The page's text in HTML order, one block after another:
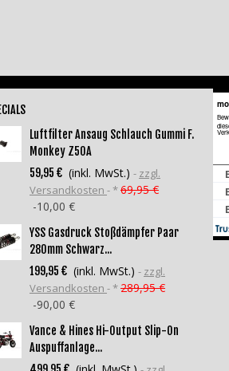
Luftfilter Ansaug Schlauch Gummi F.
Monkey Z50A
59,95 € (inkl. MwSt.)
zzgl.
Versandkosten
*69,95 €
-10,00 €
YSS Gasdruck Stoßdämpfer Paar
280mm Schwarz...
199,95 € (inkl. MwSt.)
zzgl.
Versandkosten
*289,95 €
-90,00 €
Vance & Hines Hi-Output Slip-On
Auspuffanlage...